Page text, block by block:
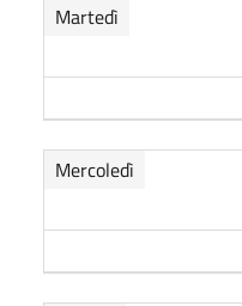
Martedì
Mercoledì